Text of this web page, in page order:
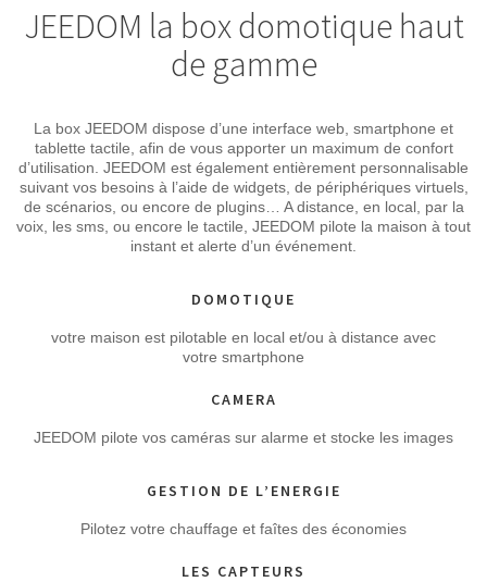
JEEDOM la box domotique haut
de gamme
La box JEEDOM dispose d’une interface web, smartphone et
tablette tactile, afin de vous apporter un maximum de confort
d’utilisation. JEEDOM est également entièrement personnalisable
suivant vos besoins à l’aide de widgets, de périphériques virtuels,
de scénarios, ou encore de plugins… A distance, en local, par la
voix, les sms, ou encore le tactile, JEEDOM pilote la maison à tout
instant et alerte d’un événement.
DOMOTIQUE
votre maison est pilotable en local et/ou à distance avec
votre smartphone
CAMERA
JEEDOM pilote vos caméras sur alarme et stocke les images
GESTION DE L’ENERGIE
Pilotez votre chauffage et faîtes des économies
LES CAPTEURS